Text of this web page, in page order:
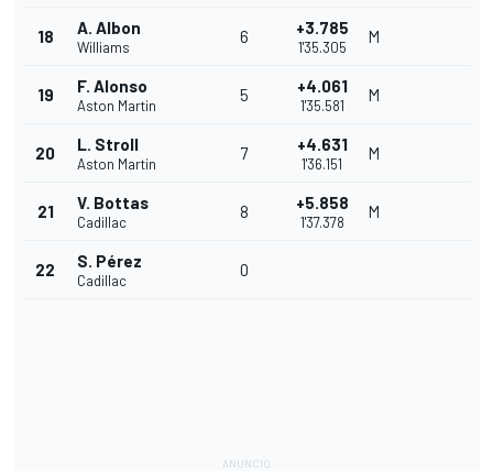
18 A. Albon
Williams
6 +3.785
1'35.305
M
19 F. Alonso
Aston Martin
5 +4.061
1'35.581
M
20 L. Stroll
Aston Martin
7 +4.631
1'36.151
M
21 V. Bottas
Cadillac
8 +5.858
1'37.378
M
22 S. Pérez
Cadillac
0